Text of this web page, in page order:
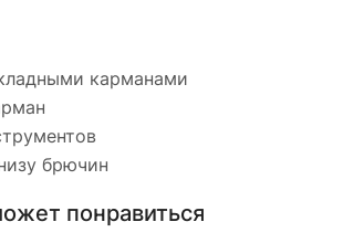
карманами
брючин
понравиться